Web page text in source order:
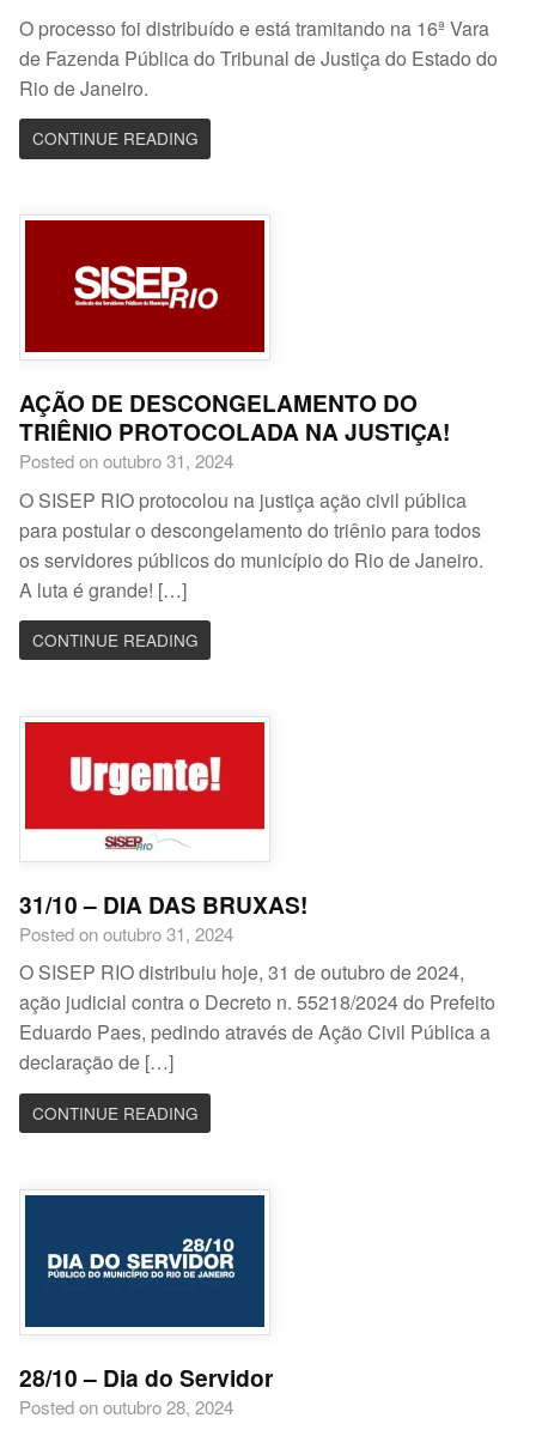
O processo foi distribuído e está tramitando na 16ª Vara
de Fazenda Pública do Tribunal de Justiça do Estado do
Rio de Janeiro.
CONTINUE READING
AÇÃO DE DESCONGELAMENTO DO
TRIÊNIO PROTOCOLADA NA JUSTIÇA!
Posted on outubro 31, 2024
O SISEP RIO protocolou na justiça ação civil pública
para postular o descongelamento do triênio para todos
os servidores públicos do município do Rio de Janeiro.
A luta é grande! […]
CONTINUE READING
31/10 – DIA DAS BRUXAS!
Posted on outubro 31, 2024
O SISEP RIO distribuiu hoje, 31 de outubro de 2024,
ação judicial contra o Decreto n. 55218/2024 do Prefeito
Eduardo Paes, pedindo através de Ação Civil Pública a
declaração de […]
CONTINUE READING
28/10 – Dia do Servidor
Posted on outubro 28, 2024